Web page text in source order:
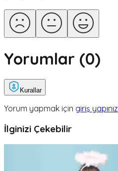
Yorumlar (0)
Kurallar
Yorum yapmak için giriş yapınız
İlginizi Çekebilir